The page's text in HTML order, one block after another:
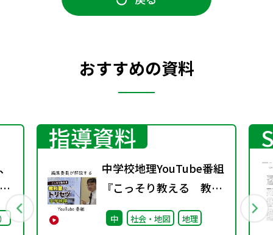
おすすめの資料
指導資料
中学校地理YouTube番組
『こっそり教える 教科
書のトリセツ』好評配信
中！
中 社会・地図 地理